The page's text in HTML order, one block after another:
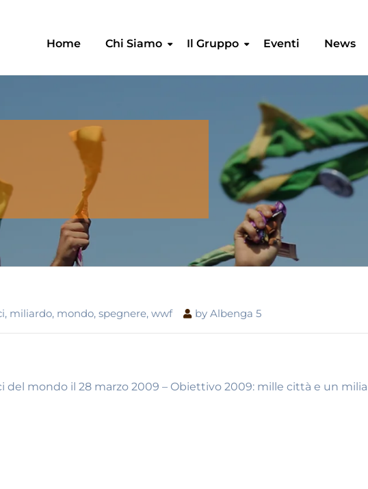
Home Chi Siamo Il Gruppo Eventi News
, miliardo, mondo, spegnere, wwf by Albenga 5
del mondo il 28 marzo 2009 – Obiettivo 2009: mille città e un